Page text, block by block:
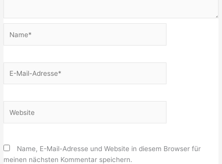
Mail-
Name, E-Mail-Adresse und Website in diesem Browser für
meinen nächsten Kommentar speichern.